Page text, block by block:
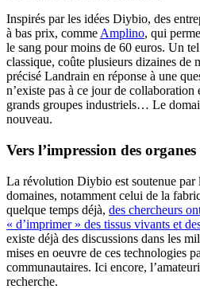
Inspirés par les idées Diybio, des
à bas prix, comme Amplino, qui
le sang pour moins de 60 euros. Un
classique, coûte plusieurs dizaines de
précisé Landrain en réponse à une
n’existe pas à ce jour de collaboration
grands groupes industriels… Le
nouveau.
Vers l’impression des
La révolution Diybio est soutenue par
domaines, notamment celui de la
quelque temps déjà, des chercheurs
« d’imprimer » des tissus vivants et
existe déjà des discussions dans les
mises en oeuvre de ces technologies
communautaires. Ici encore,
recherche.